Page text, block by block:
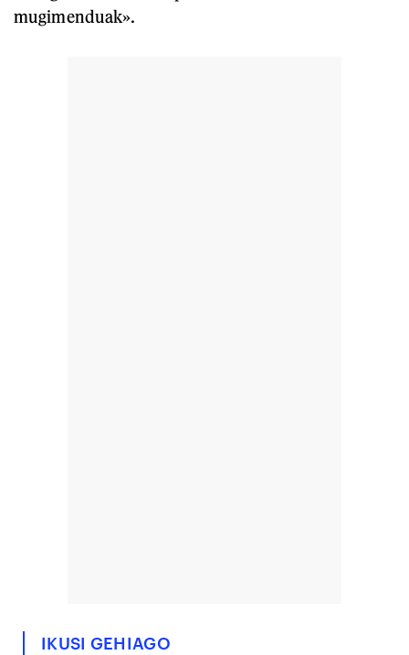
mugimenduak».
IKUSI GEHIAGO